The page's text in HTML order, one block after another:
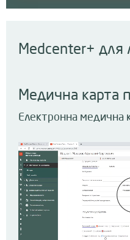
Medcenter+ для
Медична карта
Електронна медична